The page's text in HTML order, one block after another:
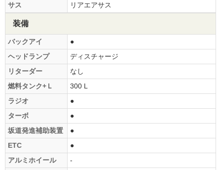
サス
リアエアサス
装備
バックアイ
●
ヘッドランプ
ディスチャージ
リターダー
なし
燃料タンク+Ｌ
300 L
ラジオ
●
ターボ
●
坂道発進補助装置
●
ETC
●
アルミホイール
-